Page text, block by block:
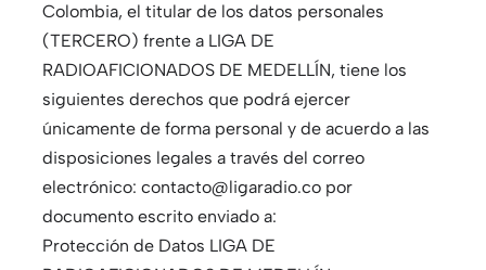
Colombia, el titular de los datos personales
(TERCERO) frente a LIGA DE
RADIOAFICIONADOS DE MEDELLÍN, tiene los
siguientes derechos que podrá ejercer
únicamente de forma personal y de acuerdo a las
disposiciones legales a través del correo
electrónico: contacto@ligaradio.co por
documento escrito enviado a:
Protección de Datos LIGA DE